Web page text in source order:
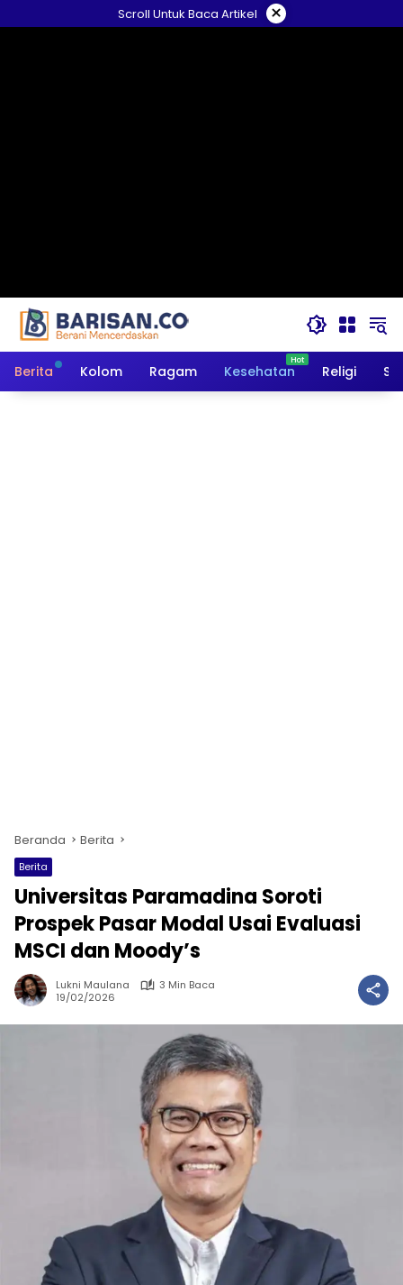
ke
Scroll Untuk Baca Artikel ×
Berita Kolom Ragam Kesehatan Religi
Beranda Berita
Berita
Universitas Paramadina Soroti
Prospek Pasar Modal Usai Evaluasi
MSCI dan Moody’s
Lukni Maulana
3 Min Baca
19/02/2026